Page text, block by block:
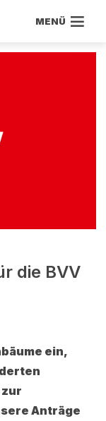
MENÜ
die BVV
ein,
Anträge